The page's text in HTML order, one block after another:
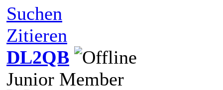
Suchen
Zitieren
DL2QB
Junior Member